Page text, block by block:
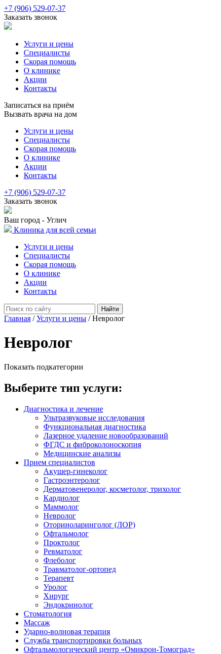
+7 (906) 529-07-37
Заказать звонок
Услуги и цены
Специалисты
Скорая помощь
О клинике
Акции
Контакты
Записаться на приём
Вызвать врача на дом
Услуги и цены
Специалисты
Скорая помощь
О клинике
Акции
Контакты
+7 (906) 529-07-37
Заказать звонок
Ваш город - Углич
Клиника для всей семьи
Услуги и цены
Специалисты
Скорая помощь
О клинике
Акции
Контакты
Найти
Главная /Услуги и цены /Невролог
Невролог
Показать подкатегории
Выберите тип услуги:
Диагностика и лечение
Ультразвуковые исследования
Функциональная диагностика
Лазерное удаление новообразований
ФГДС и фиброколоноскопия
Медицинские анализы
Прием специалистов
Акушер-гинеколог
Гастроэнтеролог
Дерматовенеролог, косметолог, трихолог
Кардиолог
Маммолог
Невролог
Оториноларинголог (ЛОР)
Офтальмолог
Проктолог
Ревматолог
Флеболог
Травматолог-ортопед
Терапевт
Уролог
Хирург
Эндокринолог
Стоматология
Массаж
Ударно-волновая терапия
Служба транспортировки больных
Офтальмологический центр «Омикрон-Томоград»